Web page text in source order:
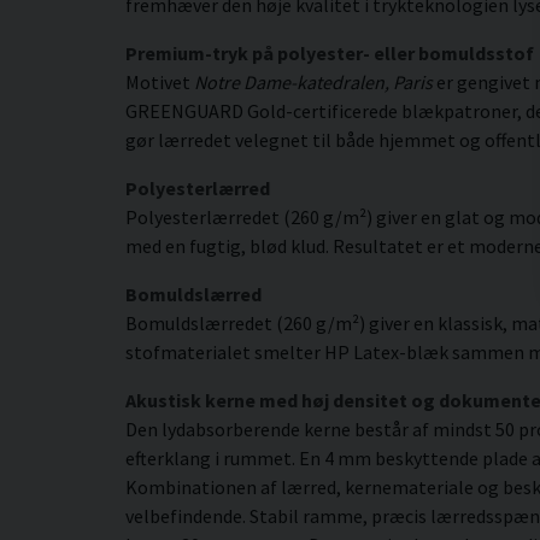
Premium-tryk på polyester- eller bomuldsstof
Motivet Notre Dame-katedralen, Paris er gengivet
GREENGUARD Gold-certificerede blækpatroner,
gør lærredet velegnet til både hjemmet og
Polyesterlærred
Polyesterlærredet (260 g/m²) giver en glat og
med en fugtig, blød klud. Resultatet er et
Bomuldslærred
Bomuldslærredet (260 g/m²) giver en klassisk,
stofmaterialet smelter HP Latex-blæk sammen
Akustisk kerne med høj densitet og
Den lydabsorberende kerne består af mindst 50
efterklang i rummet. En 4 mm beskyttende
Kombinationen af lærred, kernemateriale og
velbefindende. Stabil ramme, præcis